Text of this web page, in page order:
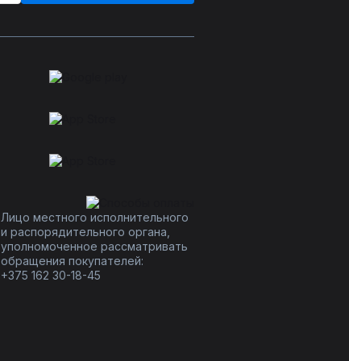
Лицо местного исполнительного
и распорядительного органа,
уполномоченное рассматривать
обращения покупателей:
+375 162 30-18-45